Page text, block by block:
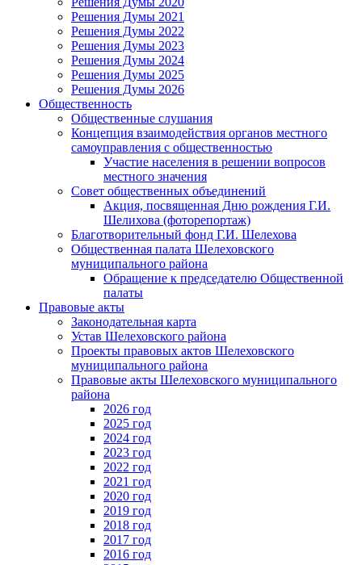
Решения Думы 2021
Решения Думы 2022
Решения Думы 2023
Решения Думы 2024
Решения Думы 2025
Решения Думы 2026
Общественность
Общественные слушания
Концепция взаимодействия органов местного
самоуправления с общественностью
Участие населения в решении вопросов
местного значения
Совет общественных объединений
Акция, посвященная Дню рождения Г.И.
Шелихова (фоторепортаж)
Благотворительный фонд Г.И. Шелехова
Общественная палата Шелеховского
муниципального района
Обращение к председателю Общественной
палаты
Правовые акты
Законодательная карта
Устав Шелеховского района
Проекты правовых актов Шелеховского
муниципального района
Правовые акты Шелеховского муниципального
района
2026 год
2025 год
2024 год
2023 год
2022 год
2021 год
2020 год
2019 год
2018 год
2017 год
2016 год